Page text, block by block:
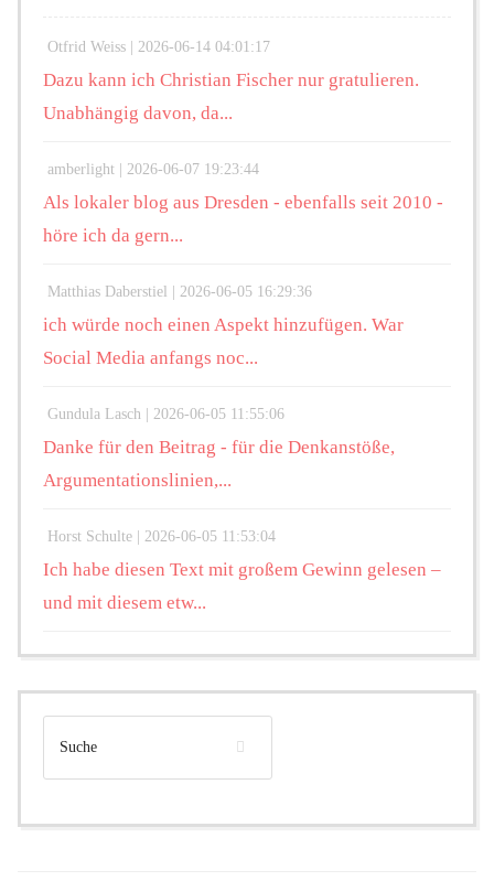
Otfrid Weiss | 2026-06-14 04:01:17
Dazu kann ich Christian Fischer nur gratulieren.
Unabhängig davon, da...
amberlight | 2026-06-07 19:23:44
Als lokaler blog aus Dresden - ebenfalls seit 2010 -
höre ich da gern...
Matthias Daberstiel | 2026-06-05 16:29:36
ich würde noch einen Aspekt hinzufügen. War
Social Media anfangs noc...
Gundula Lasch | 2026-06-05 11:55:06
Danke für den Beitrag - für die Denkanstöße,
Argumentationslinien,...
Horst Schulte | 2026-06-05 11:53:04
Ich habe diesen Text mit großem Gewinn gelesen –
und mit diesem etw...